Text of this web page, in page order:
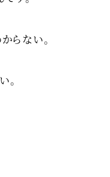
らない。
。